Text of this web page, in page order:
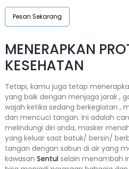
Pesan Sekarang
MENERAPKAN
KESEHATAN
Tetapi, kamu juga tetap
yang baik dengan menjaga jarak ,
wajah ketika sedang berkegiatan ,
dan mencuci tangan. Ini adalah
melindungi diri anda, masker
yang keluar saat batuk/ bersin/
tangan dengan sabun di air yang
kawasan Sentul selain menambah